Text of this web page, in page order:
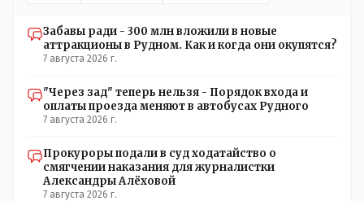
надеяться что она к весне не провалится и не
поползёт....
Забавы ради - 300 млн вложили в новые
аттракционы в Рудном. Как и когда они окупятся?
7 августа 2026 г.
"Через зад" теперь нельзя - Порядок входа и
оплаты проезда меняют в автобусах Рудного
7 августа 2026 г.
Прокуроры подали в суд ходатайство о
смягчении наказания для журналистки
Александры Алёховой
7 августа 2026 г.